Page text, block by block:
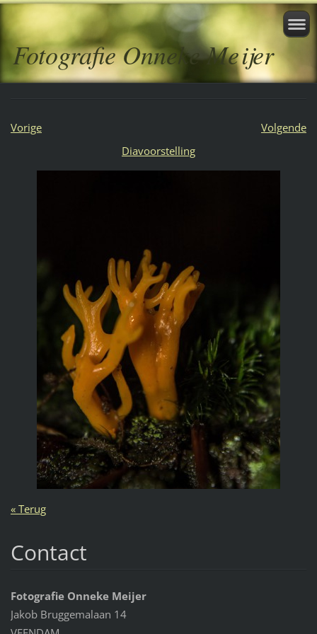
Fotografie Onneke Meijer
Vorige
Volgende
Diavoorstelling
« Terug
Contact
Fotografie Onneke Meijer
Jakob Bruggemalaan 14